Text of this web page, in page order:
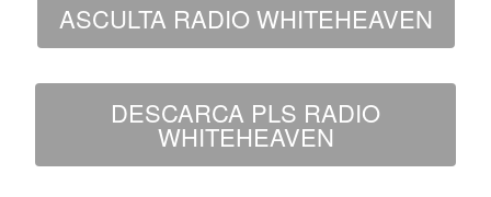
ASCULTA RADIO WHITEHEAVEN
DESCARCA PLS RADIO
WHITEHEAVEN